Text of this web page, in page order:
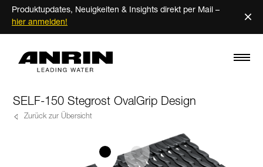
Produktupdates, Neuigkeiten & Insights direkt per Mail –
hier anmelden!
×
SELF-150 Stegrost OvalGrip Design
Zurück zur Übersicht